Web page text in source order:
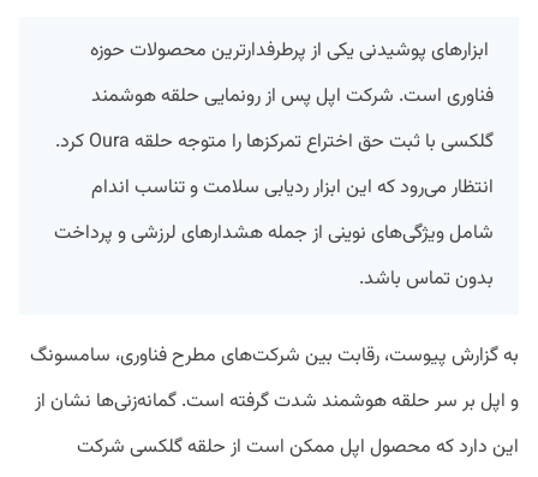
ابزارهای پوشیدنی یکی از پرطرفدارترین محصولات حوزه
فناوری است. شرکت اپل پس از رونمایی حلقه هوشمند
گلکسی با ثبت حق اختراع تمرکزها را متوجه حلقه Oura کرد.
انتظار می‌رود که این ابزار ردیابی سلامت و تناسب اندام
شامل ویژگی‌های نوینی از جمله هشدارهای لرزشی و پرداخت
بدون تماس باشد.
به گزارش پیوست، رقابت بین شرکت‌های مطرح فناوری، سامسونگ
و اپل بر سر حلقه هوشمند شدت گرفته است. گمانه‌زنی‌ها نشان از
این دارد که محصول اپل ممکن است از حلقه گلکسی شرکت